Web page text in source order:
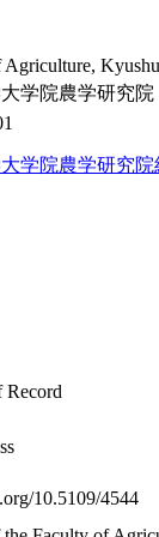
Agriculture,
学院農学研究院
学院農学研究院
Record
10.5109/4544